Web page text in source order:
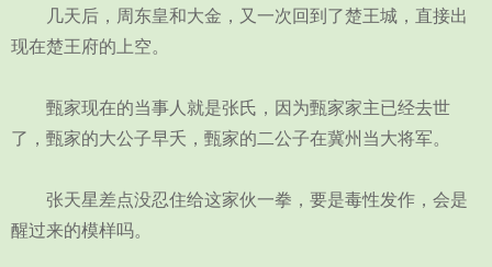
几天后，周东皇和大金，又一次回到了楚王城，直接出
现在楚王府的上空。
甄家现在的当事人就是张氏，因为甄家家主已经去世
了，甄家的大公子早夭，甄家的二公子在冀州当大将军。
张天星差点没忍住给这家伙一拳，要是毒性发作，会是
醒过来的模样吗。